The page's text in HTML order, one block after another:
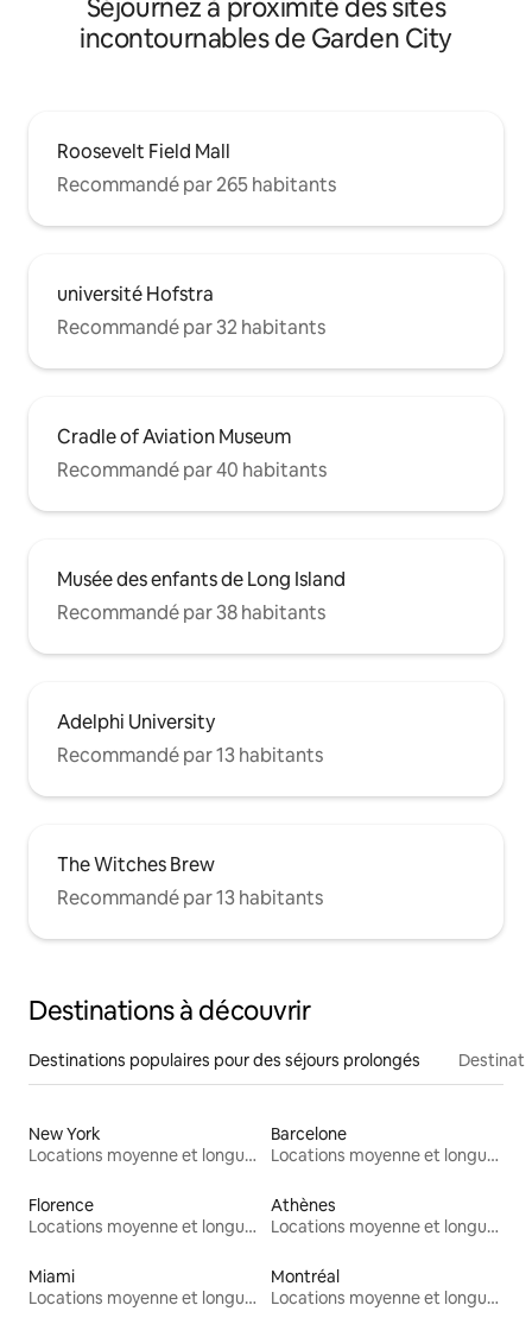
Séjournez à proximité des sites
incontournables de Garden City
Roosevelt Field Mall
Recommandé par 265 habitants
université Hofstra
Recommandé par 32 habitants
Cradle of Aviation Museum
Recommandé par 40 habitants
Musée des enfants de Long Island
Recommandé par 38 habitants
Adelphi University
Recommandé par 13 habitants
The Witches Brew
Recommandé par 13 habitants
Destinations à découvrir
Destinations populaires pour des séjours prolongés
New York
Locations moyenne et longue durée
Barcelone
Locations moyenne et longue durée
Florence
Locations moyenne et longue durée
Athènes
Locations moyenne et longue durée
Miami
Locations moyenne et longue durée
Montréal
Locations moyenne et longue durée